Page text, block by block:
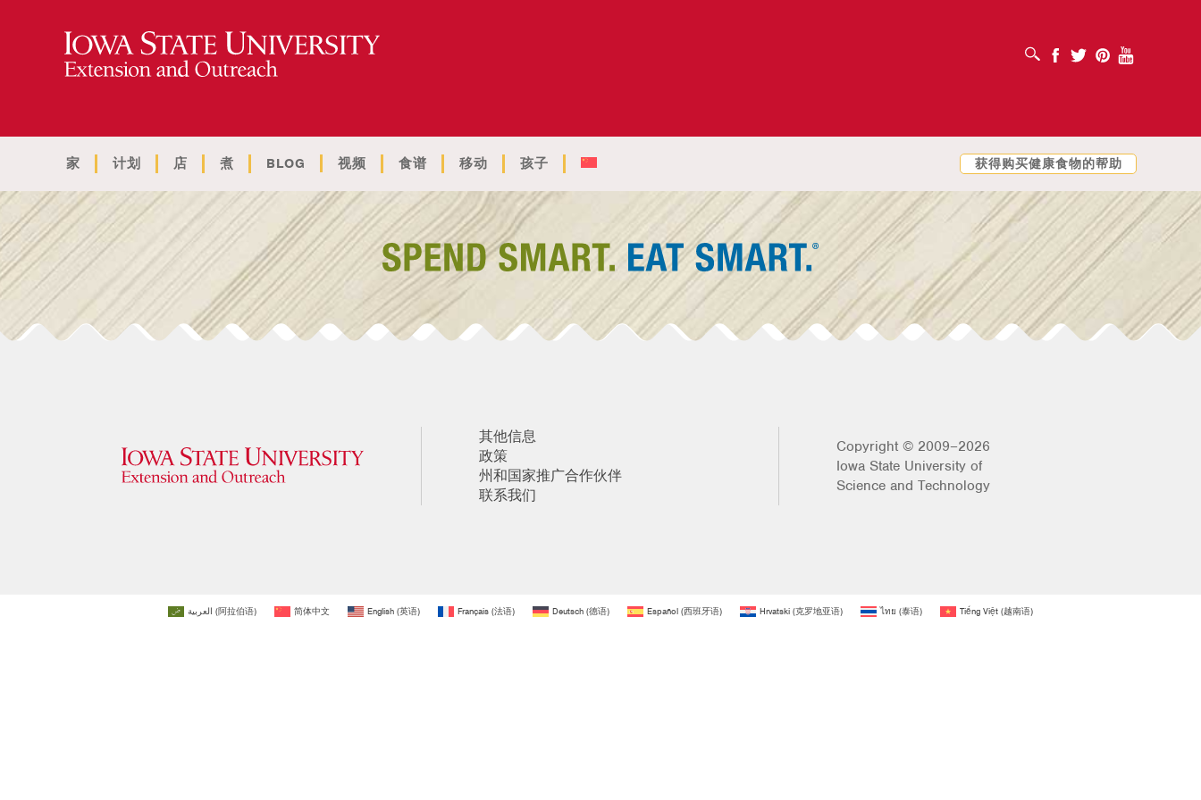
打开搜索框 Facebook
Twitter PinterestYoutube
家 计划 店 煮 BLOG 视频 食谱 移动 孩子 获得购买健康食物的帮助
其他信息
政策
州和国家推广合作伙伴
联系我们
Copyright © 2009–2026
Iowa State University of
Science and Technology
العربية (阿拉伯语) 简体中文 English (英语) Français (法语) Deutsch (德语) Español (西班牙语) Hrvatski (克罗地亚语) ไทย (泰语) Tiếng Việt (越南语)